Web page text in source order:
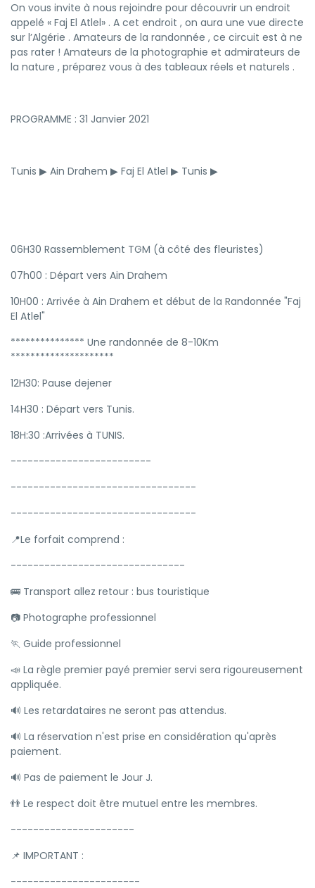
On vous invite à nous rejoindre pour découvrir un endroit
appelé « Faj El Atlel» . A cet endroit , on aura une vue directe
sur l’Algérie . Amateurs de la randonnée , ce circuit est à ne
pas rater ! Amateurs de la photographie et admirateurs de
la nature , préparez vous à des tableaux réels et naturels .
PROGRAMME : 31 Janvier 2021
Tunis ▶ Ain Drahem ▶ Faj El Atlel ▶ Tunis ▶
06H30 Rassemblement TGM (à côté des fleuristes)
07h00 : Départ vers Ain Drahem
10H00 : Arrivée à Ain Drahem et début de la Randonnée "Faj
El Atlel"
*************** Une randonnée de 8-10Km
*********************
12H30: Pause dejener
14H30 : Départ vers Tunis.
18H:30 :Arrivées à TUNIS.
-------------------------
---------------------------------
---------------------------------
📍Le forfait comprend :
-------------------------------
🚌 Transport allez retour : bus touristique
📷 Photographe professionnel
🏃 Guide professionnel
📣 La règle premier payé premier servi sera rigoureusement
appliquée.
🔊 Les retardataires ne seront pas attendus.
🔊 La réservation n'est prise en considération qu'après
paiement.
🔊 Pas de paiement le Jour J.
👬 Le respect doit être mutuel entre les membres.
----------------------
📌 IMPORTANT :
-----------------------